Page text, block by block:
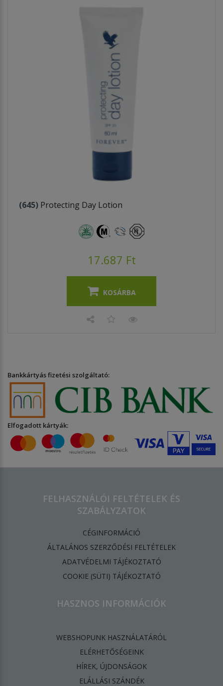
(645) Protecting Day Lotion
17.687 Ft
KOSÁRBA
Bankkártyás fizetési szolgáltató:
Elfogadott kártyák:
FELHASZNÁLÓI FELTÉTELEK ÉS
SZABÁLYZATOK
CÉGINFORMÁCIÓ
ÁLTALÁNOS SZERZŐDÉSI FELTÉTELEK
ADATVÉDELMI TÁJÉKOZTATÓ
​COOKIE (SÜTI) TÁJÉKOZTATÓ
HASZNOS INFORMÁCIÓK
WEBSHOPUNK HASZNÁLATÁRÓL
ELÉRHETŐSÉGEINK
HÍREK, ÚJDONSÁGOK
ELÁLLÁSI SZÁNDÉK